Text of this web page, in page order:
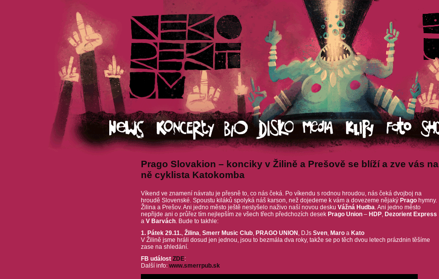
Prago Slovakion – konciky v Žilině a Prešově se blíží a zve vás na
ně cyklista Katokomba
Víkend ve znamení návratu je přesně to, co nás čeká. Po víkendu s rodnou hroudou, nás čeká dvojboj na
hroudě Slovenské. Spoustu kiláků spolyká náš karson, než dojedeme k vám a dovezeme nějaký Prago hymny.
Žilina a Prešov. Ani jedno město ještě neslyšelo naživo naší novou desku Vážná Hudba. Ani jedno město
nepřijde ani o průřez tím nejlepším ze všech třech předchozích desek Prago Union– HDP, Dezorient Express
a V Barvách. Bude to takhle:
1. Pátek 29.11., Žilina, Smerr Music Club, PRAGO UNION , DJs Sven, Maroa Kato
V Žilině jsme hráli dosud jen jednou, jsou to bezmála dva roky, takže se po těch dvou letech prázdnin těšíme
zase na shledání.
FB událost ZDE:
Další info: www.smerrpub.sk